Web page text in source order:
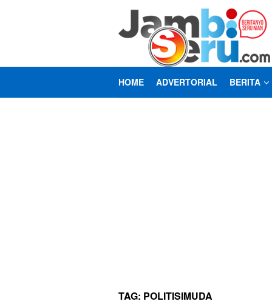
HOME ADVERTORIAL BERITA
TAG: POLITISIMUDA